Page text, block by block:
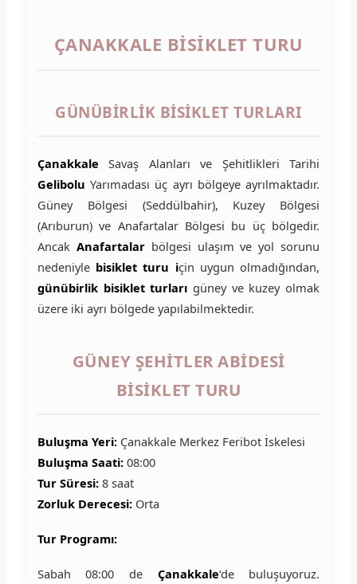
ÇANAKKALE BISIKLET TURU
GÜNÜBIRLIK BISIKLET TURLARI
Çanakkale Savaş Alanları ve Şehitlikleri Tarihi
Gelibolu Yarımadası üç ayrı bölgeye ayrılmaktadır.
Güney Bölgesi (Seddülbahir), Kuzey Bölgesi
(Arıburun) ve Anafartalar Bölgesi bu üç bölgedir.
Ancak Anafartalarbölgesi ulaşım ve yol sorunu
nedeniyle bisiklet turu için uygun olmadığından,
günübirlik bisiklet turları güney ve kuzey olmak
üzere iki ayrı bölgede yapılabilmektedir.
GÜNEY ŞEHITLER ABIDESI
BISIKLET TURU
Buluşma Yeri:Çanakkale Merkez Feribot İskelesi
Buluşma Saati:08:00
Tur Süresi:8 saat
Zorluk Derecesi:Orta
Tur Programı:
Sabah 08:00 de Çanakkale‘de buluşuyoruz.